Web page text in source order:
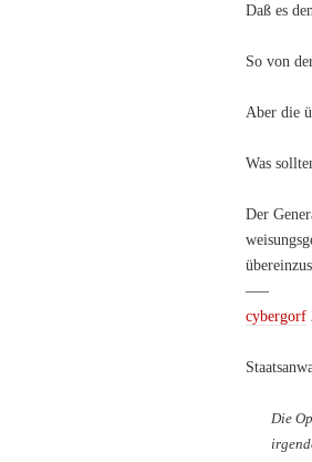
Daß es
So von
Aber die
Was
Der
—–
cybergorf
Die